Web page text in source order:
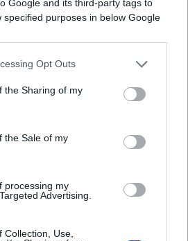
Google and its third-party tags to
specified purposes in below Google
Opt Outs
the Sharing of my
the Sale of my
processing my
Advertising.
Use,
per lo stallo su Brexit, il
tentativi di ribaltare
gli elettori a quanto pare
gran voglia di
“Get Brexit
l’indecisione, è quanto di
un Parlamento bloccato sulla
dal Dopoguerra ad oggi, un
al primo ministro per
e tornare a occuparsi delle